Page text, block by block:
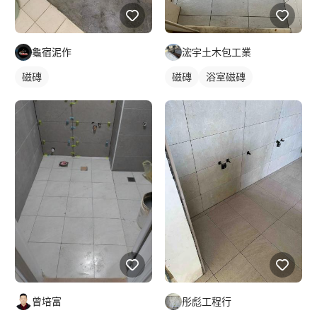
龜宿泥作
磁磚
曾培富
浤宇土木包工業
磁磚 浴室磁磚
彤彪工程行